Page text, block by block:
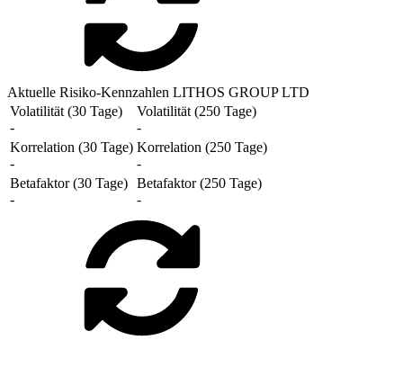
Aktuelle Risiko-Kennzahlen LITHOS GROUP LTD
Volatilität (30 Tage)
-
Volatilität (250 Tage)
-
Korrelation (30 Tage)
-
Korrelation (250 Tage)
-
Betafaktor (30 Tage)
-
Betafaktor (250 Tage)
-